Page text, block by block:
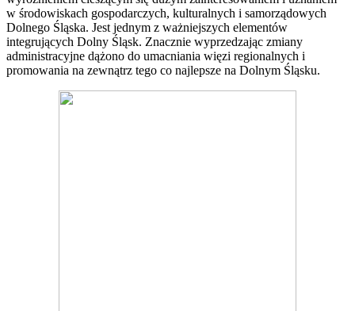
w środowiskach gospodarczych, kulturalnych i samorządowych
Dolnego Śląska. Jest jednym z ważniejszych elementów
integrujących Dolny Śląsk. Znacznie wyprzedzając zmiany
administracyjne dążono do umacniania więzi regionalnych i
promowania na zewnątrz tego co najlepsze na Dolnym Śląsku.